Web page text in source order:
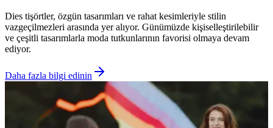
Dies tişörtler, özgün tasarımları ve rahat kesimleriyle stilin
vazgeçilmezleri arasında yer alıyor. Günümüzde kişiselleştirilebilir
ve çeşitli tasarımlarla moda tutkunlarının favorisi olmaya devam
ediyor.
Daha fazla bilgi edinin